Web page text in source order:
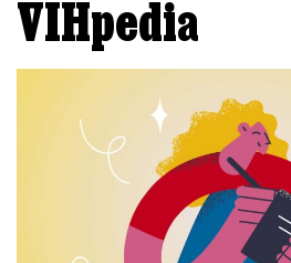
VIHpedia